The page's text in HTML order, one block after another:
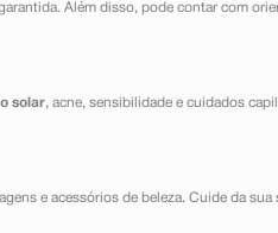
Além disso, pode contar com
solar, acne, sensibilidade e cuidados
e acessórios de beleza. Cuide da